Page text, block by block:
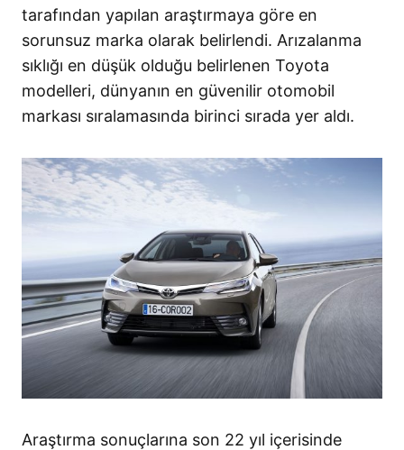
tarafından yapılan araştırmaya göre en
sorunsuz marka olarak belirlendi. Arızalanma
sıklığı en düşük olduğu belirlenen Toyota
modelleri, dünyanın en güvenilir otomobil
markası sıralamasında birinci sırada yer aldı.
Araştırma sonuçlarına son 22 yıl içerisinde